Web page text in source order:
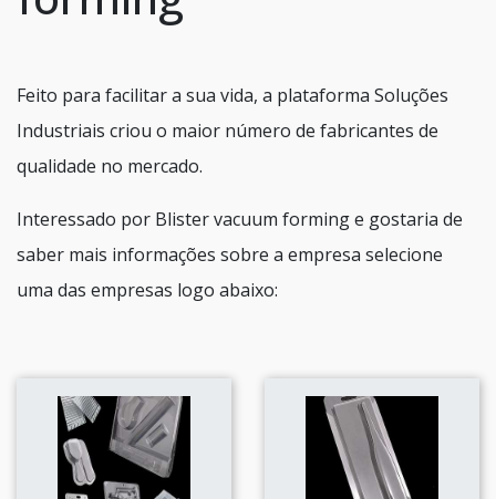
Feito para facilitar a sua vida, a plataforma Soluções
Industriais criou o maior número de fabricantes de
qualidade no mercado.
Interessado por Blister vacuum forming e gostaria de
saber mais informações sobre a empresa selecione
uma das empresas logo abaixo: